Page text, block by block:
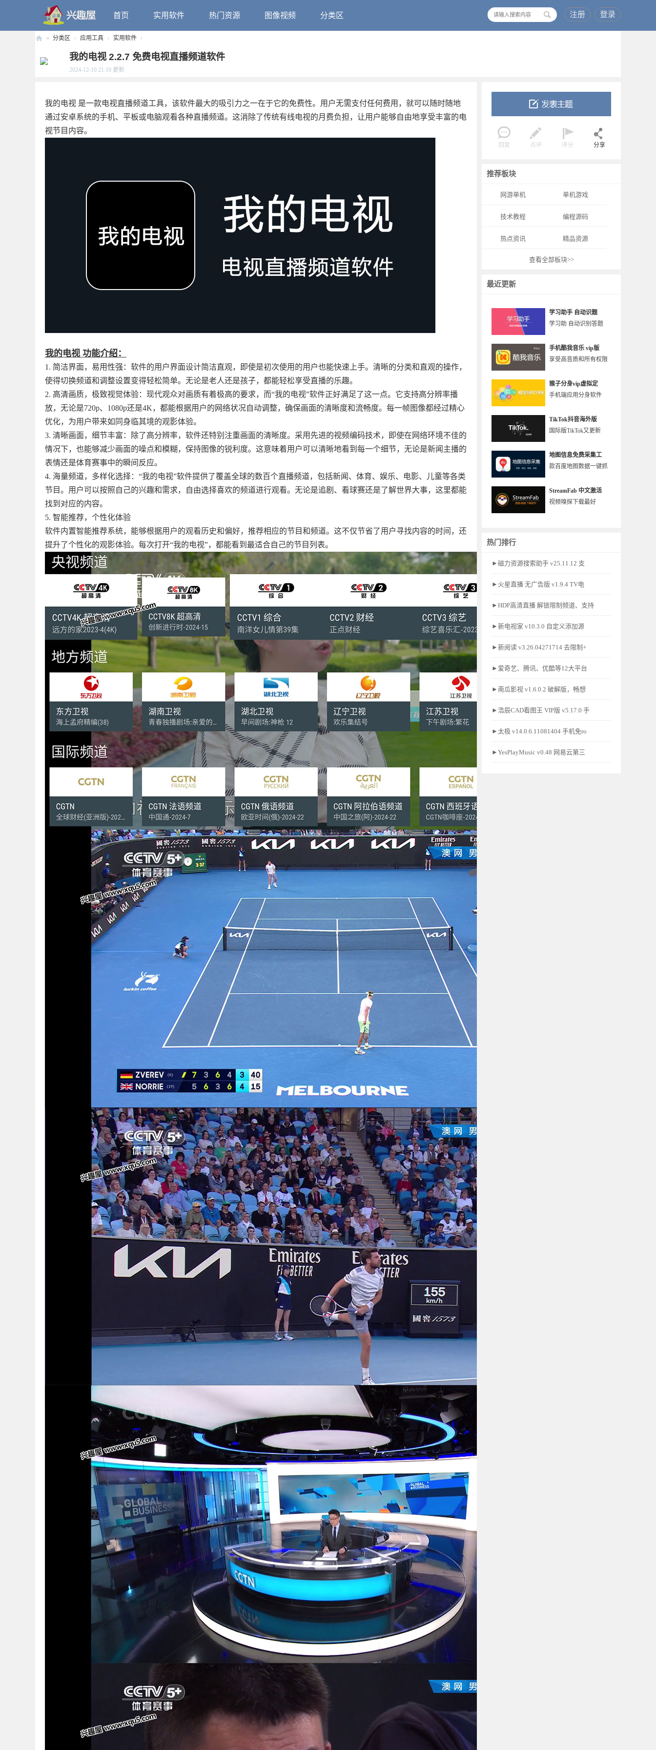
首页 实用软件 热门资源 图像视频 分类区 注册 登录
趣
» 分类区 › 应用工具 › 实用软件 ›
我的电视 2.2.7 免费电视直播频道软件
2024-12-10 21:10 更新
回复 点评 评分 分享
推荐板块
网游单机 单机游戏
技术教程 编程源码
热点资讯 精品资源
查看全部板块>>
最近更新
学习助手 自动识题
学习助 自动识别答题
手机酷我音乐 vip版
享受高音质和所有权限
猴子分身vip虚拟定
手机端应用分身软件
TikTok抖音海外版
国际版TikTok又更新
地图信息免费采集工
款百度地图数据一键抓
StreamFab 中文激活
视频嗅探下载最好
热门排行
►磁力资源搜索助手 v25.11.12 支
►火星直播 无广告版 v1.9.4 TV电
►HDP高清直播 解锁限制频道、支持
►新电视家 v10.3.0 自定义添加源
►新阅读 v3.26.04271714 去限制+
►爱奇艺、腾讯、优酷等12大平台
►南瓜影视 v1.6.0.2 破解版，畅想
►浩辰CAD看图王 VIP版 v5.17.0 手
►太极 v14.0.6.11081404 手机免ro
►YesPlayMusic v0.48 网易云第三
我的电视 是一款电视直播频道工具，该软件最大的吸引力之一在于它的免费性。用户无需支付任何费用，就可以随时随地
通过安卓系统的手机、平板或电脑观看各种直播频道。这消除了传统有线电视的月费负担，让用户能够自由地享受丰富的电
视节目内容。
我的电视 功能介绍：
1. 简洁界面，易用性强：软件的用户界面设计简洁直观，即使是初次使用的用户也能快速上手。清晰的分类和直观的操作，
使得切换频道和调整设置变得轻松简单。无论是老人还是孩子，都能轻松享受直播的乐趣。
2. 高清画质，极致视觉体验：现代观众对画质有着极高的要求，而“我的电视”软件正好满足了这一点。它支持高分辨率播
放，无论是720p、1080p还是4K，都能根据用户的网络状况自动调整，确保画面的清晰度和流畅度。每一帧图像都经过精心
优化，为用户带来如同身临其境的观影体验。
3. 清晰画面，细节丰富：除了高分辨率，软件还特别注重画面的清晰度。采用先进的视频编码技术，即使在网络环境不佳的
情况下，也能够减少画面的噪点和模糊，保持图像的锐利度。这意味着用户可以清晰地看到每一个细节，无论是新闻主播的
表情还是体育赛事中的瞬间反应。
4. 海量频道，多样化选择：“我的电视”软件提供了覆盖全球的数百个直播频道，包括新闻、体育、娱乐、电影、儿童等各类
节目。用户可以按照自己的兴趣和需求，自由选择喜欢的频道进行观看。无论是追剧、看球赛还是了解世界大事，这里都能
找到对应的内容。
5. 智能推荐，个性化体验
软件内置智能推荐系统，能够根据用户的观看历史和偏好，推荐相应的节目和频道。这不仅节省了用户寻找内容的时间，还
提升了个性化的观影体验。每次打开“我的电视”，都能看到最适合自己的节目列表。